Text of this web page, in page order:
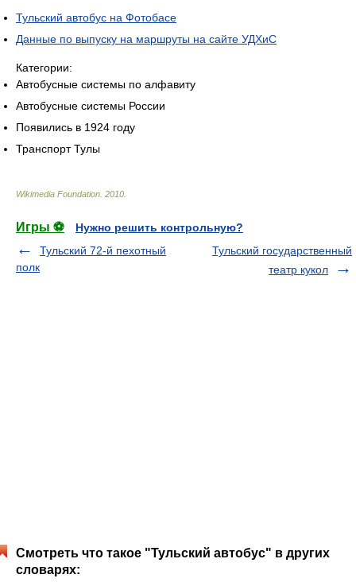
Тульский автобус на Фотобасе
Данные по выпуску на маршруты на сайте УДХиС
Категории:
Автобусные системы по алфавиту
Автобусные системы России
Появились в 1924 году
Транспорт Тулы
Wikimedia Foundation 2010
Игры ⚽
Нужно решить контрольную?
Тульский 72-й пехотный
полк
Тульский государственный
театр кукол
Смотреть что такое "Тульский автобус" в других
словарях: